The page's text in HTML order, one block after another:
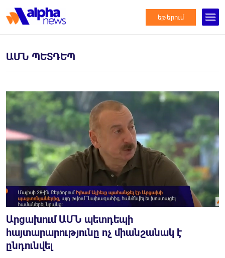
եթերում
ԱՄՆ ՊԵՏԴԵՊ
Արցախում ԱՄՆ պետդեպի
հայտարարությունը ոչ միանշանակ է
ընդունվել